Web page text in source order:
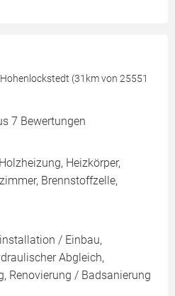
(31km von 25551
7 Bewertungen
Heizkörper,
Brennstoffzelle,
/ Einbau,
Abgleich,
Renovierung / Badsanierung